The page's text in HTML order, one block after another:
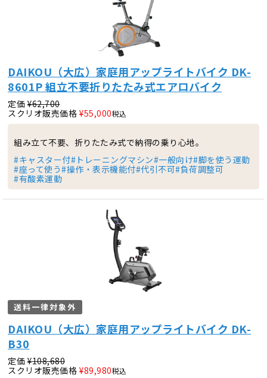
DAIKOU（大広）家庭用アップライトバイク DK-
8601P 組立不要折りたたみ式エアロバイク
定価 ¥62,700
スクリオ販売価格 ¥55,000税込
組み立て不要、折りたたみ式で納得の乗り心地。
#キャスター付#トレーニングマシン#一般向け#脚を使う運動
#座って使う#操作・表示機能付#代引不可#負荷調整可
#有酸素運動
送料一律対象外
DAIKOU（大広）家庭用アップライトバイク DK-
B30
定価 ¥108,680
スクリオ販売価格 ¥89,980税込